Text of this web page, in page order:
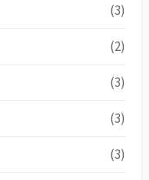
(3)
(2)
(3)
(3)
(3)